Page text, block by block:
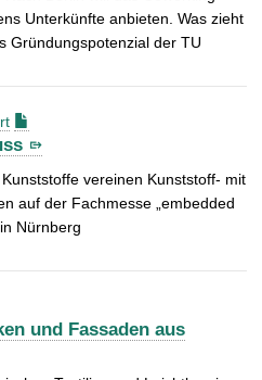
Unterkünfte anbieten. Was zieht
Gründungspotenzial der TU
vereinen Kunststoff- mit
auf der Fachmesse „embedded
Nürnberg
und Fassaden aus